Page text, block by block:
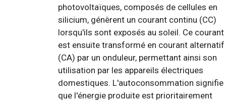
photovoltaïques, composés de cellules en
silicium, génèrent un courant continu (CC)
lorsqu'ils sont exposés au soleil. Ce courant
est ensuite transformé en courant alternatif
(CA) par un onduleur, permettant ainsi son
utilisation par les appareils électriques
domestiques. L'autoconsommation signifie
que l'énergie produite est prioritairement